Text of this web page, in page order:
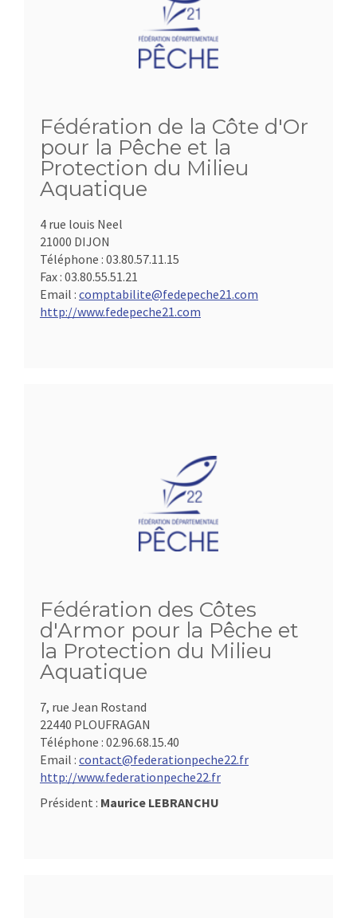
Fédération de la Côte d'Or
pour la Pêche et la
Protection du Milieu
Aquatique
4 rue louis Neel
21000 DIJON
Téléphone : 03.80.57.11.15
Fax : 03.80.55.51.21
Email : comptabilite@fedepeche21.com
http://www.fedepeche21.com
Fédération des Côtes
d'Armor pour la Pêche et
la Protection du Milieu
Aquatique
7, rue Jean Rostand
22440 PLOUFRAGAN
Téléphone : 02.96.68.15.40
Email : contact@federationpeche22.fr
http://www.federationpeche22.fr
Président : Maurice LEBRANCHU